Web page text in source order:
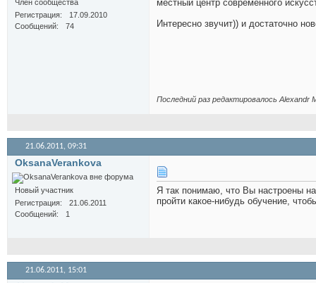
Член сообщества
Регистрация
17.09.2010
Сообщений
74
местный центр современного
Интересно звучит)) и достаточно
Последний раз редактировалось Alexandr
21.06.2011, 09:31
OksanaVerankova
Новый участник
Регистрация
21.06.2011
Сообщений
1
Я так понимаю, что Вы настроены
пройти какое-нибудь обучение,
21.06.2011, 15:01